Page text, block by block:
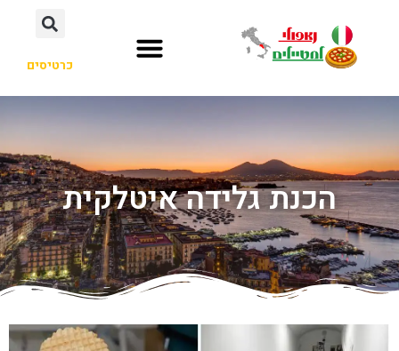
כרטיסים
הכנת גלידה איטלקית